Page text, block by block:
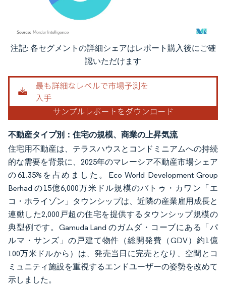
画像 © Mordor Intelligence。再利用にはCC BY 4.0の表示が必要です。
注記: 各セグメントの詳細シェアはレポート購入後にご確
認いただけます
不動産タイプ別：住宅の規模、商業の上昇気流
住宅用不動産は、テラスハウスとコンドミニアムへの持続
的な需要を背景に、2025年のマレーシア不動産市場シェア
の61.35%を占めました。Eco World Development Group
Berhad の15億6,000万米ドル規模のバトゥ・カワン「エ
コ・ホライゾン」タウンシップは、近隣の産業雇用成長と
連動した2,000戸超の住宅を提供するタウンシップ規模の
典型例です。Gamuda Land のガムダ・コーブにある「パ
ルマ・サンズ」の戸建て物件（総開発費（GDV）約1億
100万米ドルから）は、発売当日に完売となり、空間とコ
ミュニティ施設を重視するエンドユーザーの姿勢を改めて
示しました。